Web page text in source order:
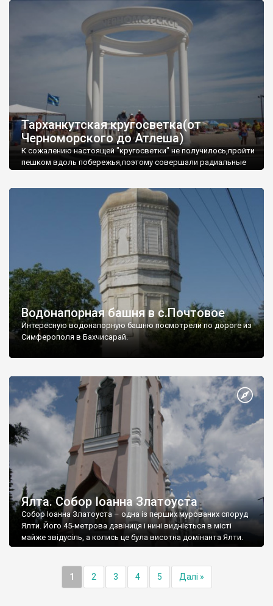
Тарханкутская кругосветка(от
Черноморского до Атлеша)
К сожалению настоящей "кругосветки" не получилось,пройти
пешком вдоль побережья,поэтому совершали радиальные
Водонапорная башня в с.Почтовое
Интересную водонапорную башню посмотрели по дороге из
Симферополя в Бахчисарай.
Ялта. Собор Іоанна Златоуста
Собор Іоанна Златоуста – одна із перших мурованих споруд
Ялти. Його 45-метрова дзвіниця і нині видніється в місті
майже звідусіль, а колись це була висотна домінанта Ялти.
1 2 3 4 5 Далі »